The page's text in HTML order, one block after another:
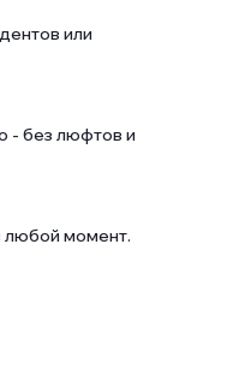
или
- без люфтов и
любой момент.